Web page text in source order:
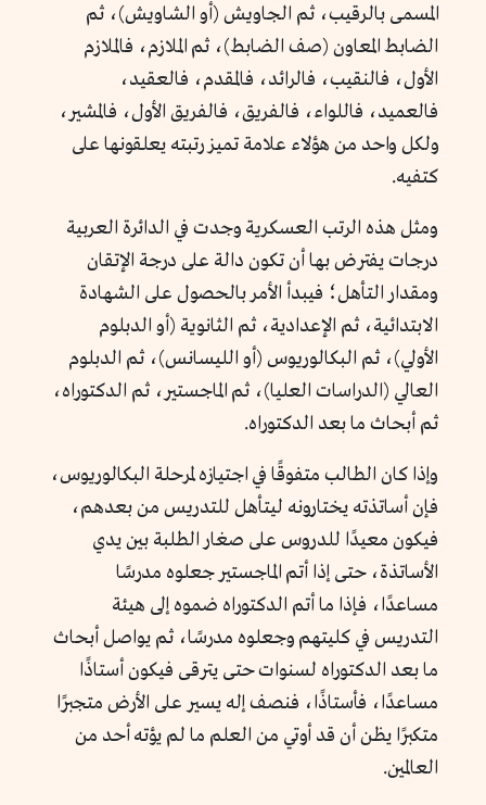
المسمى بالرقيب، ثم الجاويش (أو الشاويش)، ثم
الضابط المعاون (صف الضابط)، ثم الملازم، فالملازم
الأول، فالنقيب، فالرائد، فالمقدم، فالعقيد،
فالعميد، فاللواء، فالفريق، فالفريق الأول، فالمشير،
ولكل واحد من هؤلاء علامة تميز رتبته يعلقونها على
كتفيه.
ومثل هذه الرتب العسكرية وجدت في الدائرة العربية
درجات يفترض بها أن تكون دالة على درجة الإتقان
ومقدار التأهل؛ فيبدأ الأمر بالحصول على الشهادة
الابتدائية، ثم الإعدادية، ثم الثانوية (أو الدبلوم
الأولي)، ثم البكالوريوس (أو الليسانس)، ثم الدبلوم
العالي (الدراسات العليا)، ثم الماجستير، ثم الدكتوراه،
ثم أبحاث ما بعد الدكتوراه.
وإذا كان الطالب متفوقًا في اجتيازه لمرحلة البكالوريوس،
فإن أساتذته يختارونه ليتأهل للتدريس من بعدهم،
فيكون معيدًا للدروس على صغار الطلبة بين يدي
الأساتذة، حتى إذا أتم الماجستير جعلوه مدرسًا
مساعدًا، فإذا ما أتم الدكتوراه ضموه إلى هيئة
التدريس في كليتهم وجعلوه مدرسًا، ثم يواصل أبحاث
ما بعد الدكتوراه لسنوات حتى يترقى فيكون أستاذًا
مساعدًا، فأستاذًا، فنصف إله يسير على الأرض متجبرًا
متكبرًا يظن أن قد أوتي من العلم ما لم يؤته أحد من
العالمين.